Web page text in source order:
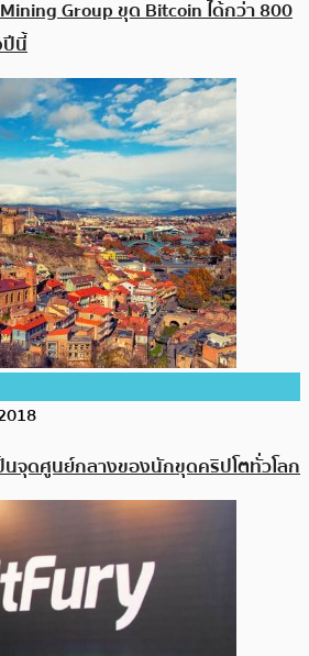
Group ขุด Bitcoin ได้กว่า 800
ปีนี้
นจุดศูนย์กลางของนักขุดคริปโตทั่วโลก